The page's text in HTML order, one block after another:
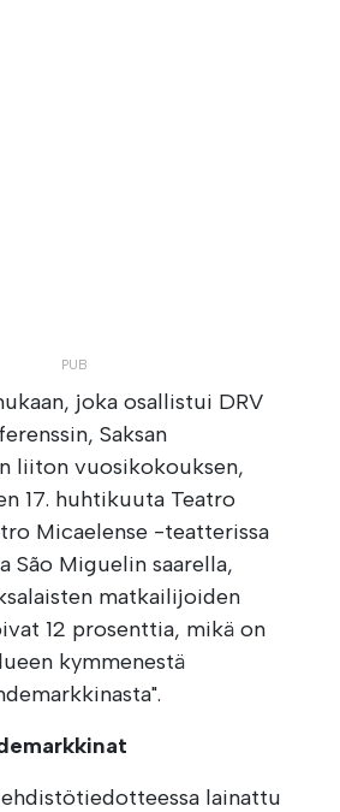
joka osallistui DRV
Saksan
liiton vuosikokouksen,
17. huhtikuuta Teatro
Micaelense -teatterissa
São Miguelin saarella,
matkailijoiden
12 prosenttia, mikä on
kymmenestä
lainattu